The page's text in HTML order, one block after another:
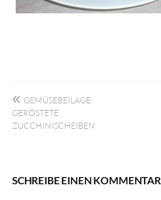
Beitragsnavigation
GEMÜSEBEILAGE:
GERÖSTETE
ZUCCHINISCHEIBEN
SCHREIBE EINEN KOMMENTAR